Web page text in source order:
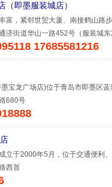
（即墨服装城店）
富，紧邻世贸大厦、南接鹤山路
济街道华山一路452号（服装城
17685581216
宝龙广场店)位于青岛市即墨区
680号
立于2000年5月，位于交通便利
西首